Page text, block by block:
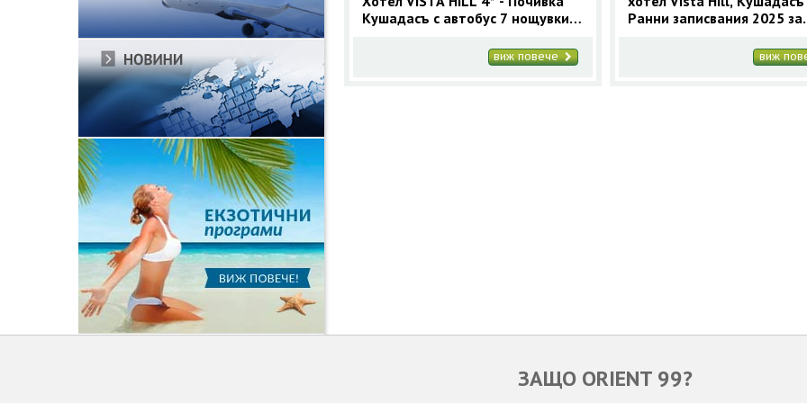
Кушадасъ с автобус 7 нощувки
виж повече
Ранни записвания 2025 за
виж
ЗАЩО ORIENT 99?